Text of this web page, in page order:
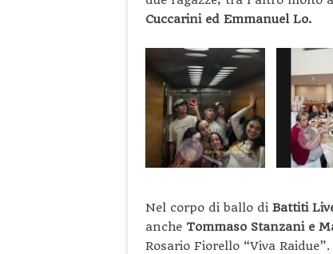
Cuccarini ed Emmanuel Lo.
Nel corpo di ballo di Battiti
anche Tommaso Stanzani e
Rosario Fiorello “Viva Raidue”.